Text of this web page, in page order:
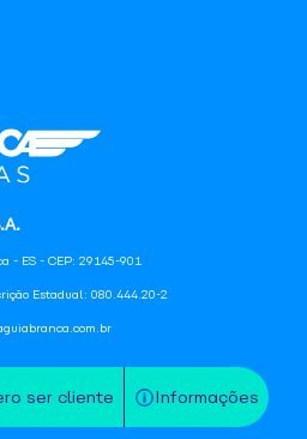
ser cliente Informações
- ES - CEP: 29145-901
Estadual: 080.444.20-2